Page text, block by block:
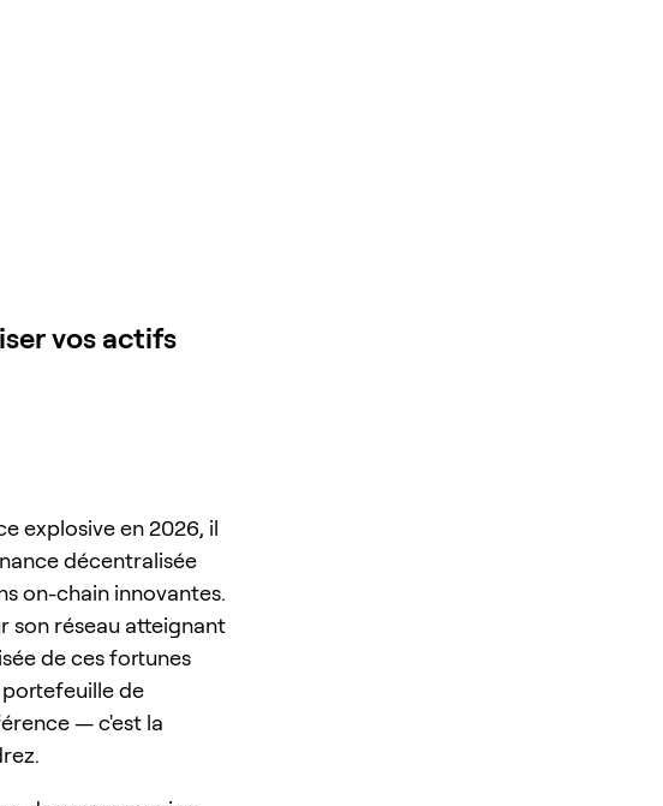
vos actifs
explosive en 2026, il
décentralisée
on-chain innovantes.
son réseau atteignant
de ces fortunes
portefeuille de
— c'est la